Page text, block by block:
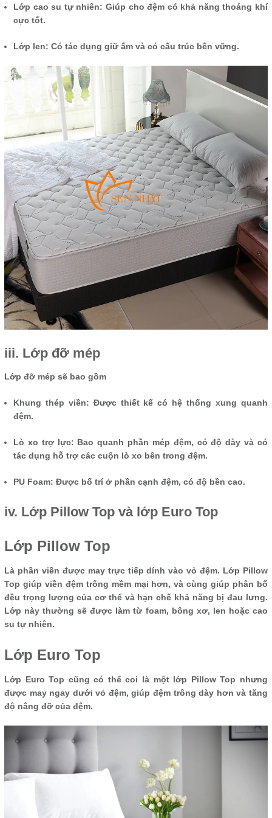
Lớp cao su tự nhiên: Giúp cho đệm có khả năng thoáng khí
cực tốt.
Lớp len: Có tác dụng giữ ấm và có cấu trúc bền vững.
iii. Lớp đỡ mép
Lớp đỡ mép sẽ bao gồm
Khung thép viền: Được thiết kế có hệ thống xung quanh
đệm.
Lò xo trợ lực: Bao quanh phần mép đệm, có độ dày và có
tác dụng hỗ trợ các cuộn lò xo bên trong đệm.
PU Foam: Được bố trí ở phần cạnh đệm, có độ bền cao.
iv. Lớp Pillow Top và lớp Euro Top
Lớp Pillow Top
Là phần viền được may trực tiếp dính vào vỏ đệm. Lớp Pillow
Top giúp viền đệm trông mềm mại hơn, và cùng giúp phân bố
đều trọng lượng của cơ thể và hạn chế khả năng bị đau lưng.
Lớp này thường sẽ được làm từ foam, bông xơ, len hoặc cao
su tự nhiên.
Lớp Euro Top
Lớp Euro Top cũng có thể coi là một lớp Pillow Top nhưng
được may ngay dưới vỏ đệm, giúp đệm trông dày hơn và tăng
độ nâng đỡ của đệm.